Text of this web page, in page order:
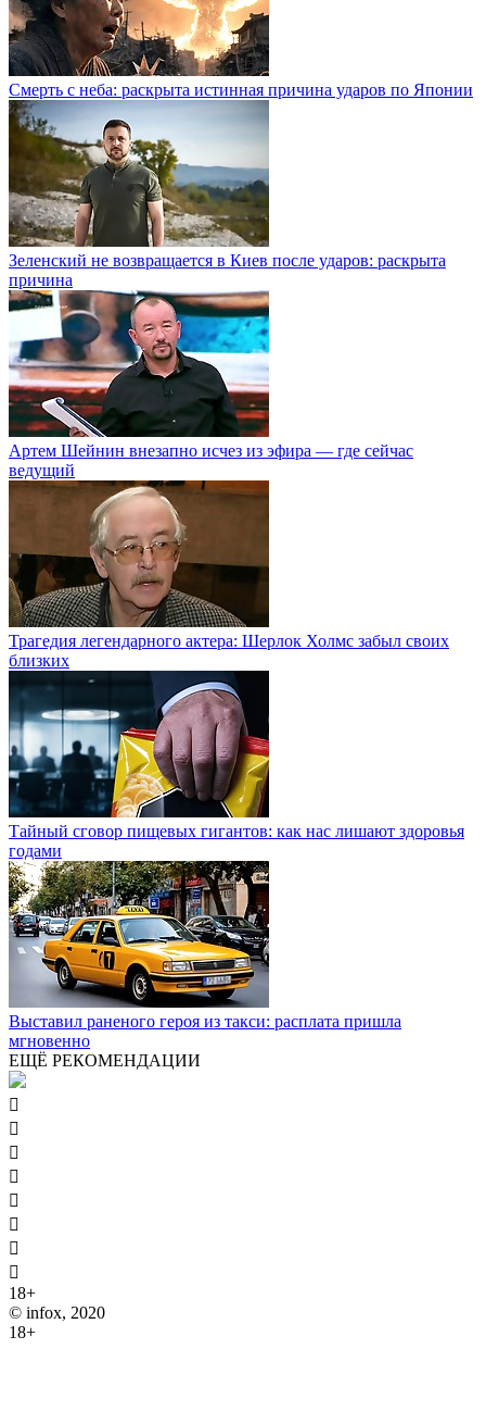
Смерть с неба: раскрыта истинная причина ударов по Японии
Зеленский не возвращается в Киев после ударов: раскрыта
причина
Артем Шейнин внезапно исчез из эфира — где сейчас
ведущий
Трагедия легендарного актера: Шерлок Холмс забыл своих
близких
Тайный сговор пищевых гигантов: как нас лишают здоровья
годами
Выставил раненого героя из такси: расплата пришла
мгновенно
ЕЩЁ РЕКОМЕНДАЦИИ








18+
© infox, 2020
18+